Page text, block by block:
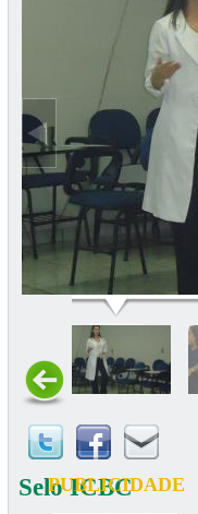
Selo ICBC
PUBLICIDADE